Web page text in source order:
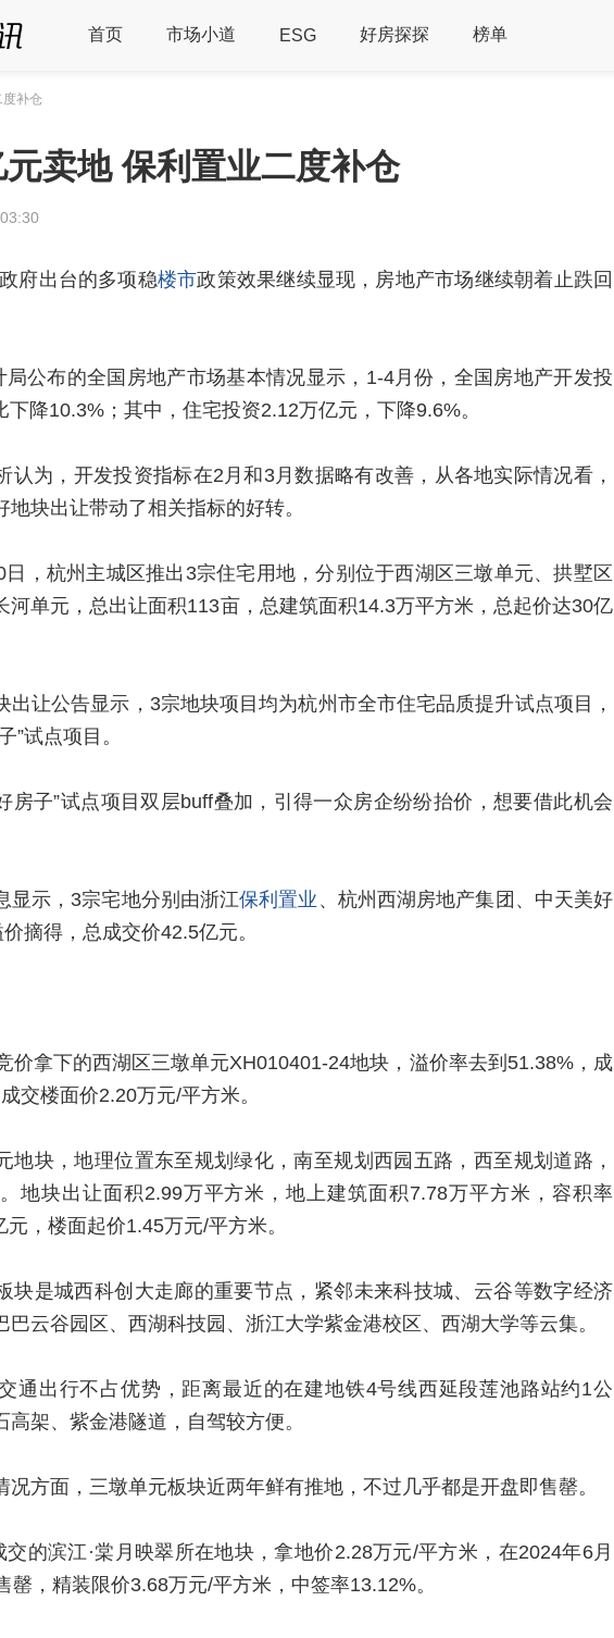
首页 市场小道 ESG 好房探探 榜单
补仓
卖地 保利置业二度补仓
府出台的多项稳楼市政策效果继续显现，房地产市场继续朝着止跌回
局公布的全国房地产市场基本情况显示，1-4月份，全国房地产开发投
下降10.3%；其中，住宅投资2.12万亿元，下降9.6%。
认为，开发投资指标在2月和3月数据略有改善，从各地实际情况看，
块出让带动了相关指标的好转。
，杭州主城区推出3宗住宅用地，分别位于西湖区三墩单元、拱墅区
河单元，总出让面积113亩，总建筑面积14.3万平方米，总起价达30亿
出让公告显示，3宗地块项目均为杭州市全市住宅品质提升试点项目，
”试点项目。
房子”试点项目双层buff叠加，引得一众房企纷纷抬价，想要借此机会
显示，3宗宅地分别由浙江保利置业 、杭州西湖房地产集团、中天美好
摘得，总成交价42.5亿元。
价拿下的西湖区三墩单元XH010401-24地块，溢价率去到51.38%，成
交楼面价2.20万元/平方米。
地块，地理位置东至规划绿化，南至规划西园五路，西至规划道路，
地块出让面积2.99万平方米，地上建筑面积7.78万平方米，容积率
，楼面起价1.45万元/平方米。
块是城西科创大走廊的重要节点，紧邻未来科技城、云谷等数字经济
巴云谷园区、西湖科技园、浙江大学紫金港校区、西湖大学等云集。
通出行不占优势，距离最近的在建地铁4号线西延段莲池路站约1公
高架、紫金港隧道，自驾较方便。
况方面，三墩单元板块近两年鲜有推地，不过几乎都是开盘即售罄。
交的滨江·棠月映翠所在地块，拿地价2.28万元/平方米，在2024年6月
罄，精装限价3.68万元/平方米，中签率13.12%。